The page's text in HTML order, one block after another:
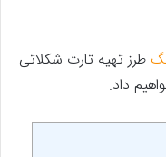
طرز تهیه تارت شکلاتی
داد.